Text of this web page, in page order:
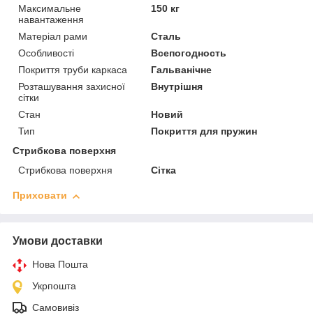
Максимальне
навантаження
150 кг
Матеріал рами
Сталь
Особливості
Всепогодность
Покриття труби каркаса
Гальванічне
Розташування захисної
сітки
Внутрішня
Стан
Новий
Тип
Покриття для пружин
Стрибкова поверхня
Стрибкова поверхня
Сітка
Приховати
Умови доставки
Нова Пошта
Укрпошта
Самовивіз